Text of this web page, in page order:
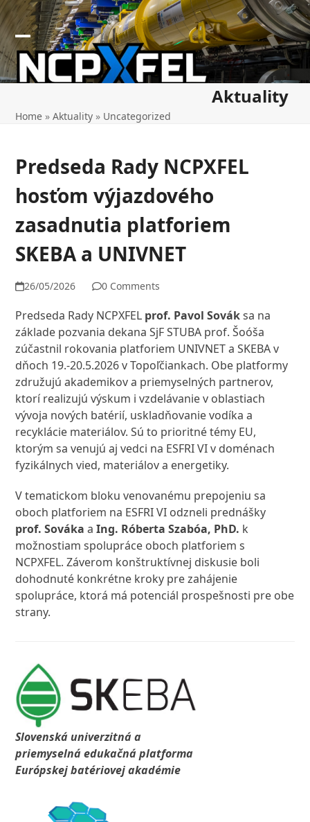
Skip
to
content
Open
mobile
Close
mobile
Aktuality
Home »Aktuality » Uncategorized
Predseda Rady NCPXFEL
hosťom výjazdového
zasadnutia platforiem
SKEBA a UNIVNET
26/05/2026 0 Comments
Predseda Rady NCPXFEL prof. Pavol Sováksa na
základe pozvania dekana SjF STUBA prof. Šoóša
zúčastnil rokovania platforiem UNIVNET a SKEBA v
dňoch 19.-20.5.2026 v Topoľčiankach. Obe platformy
združujú akademikov a priemyselných partnerov,
ktorí realizujú výskum i vzdelávanie v oblastiach
vývoja nových batérií, uskladňovanie vodíka a
recyklácie materiálov. Sú to prioritné témy EU,
ktorým sa venujú aj vedci na ESFRI VI v doménach
fyzikálnych vied, materiálov a energetiky.
V tematickom bloku venovanému prepojeniu sa
oboch platforiem na ESFRI VI odzneli prednášky
prof. Sováka aIng. Róberta Szabóa, PhD. k
možnostiam spolupráce oboch platforiem s
NCPXFEL. Záverom konštruktívnej diskusie boli
dohodnuté konkrétne kroky pre zahájenie
spolupráce, ktorá má potenciál prospešnosti pre obe
strany.
Slovenská univerzitná a
priemyselná edukačná platforma
Európskej batériovej akadémie